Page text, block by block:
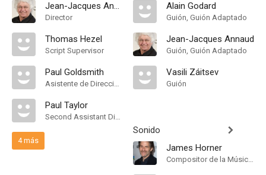
Jean-Jacques Annaud
Director
Thomas Hezel
Script Supervisor
Paul Goldsmith
Asistente de Dirección
Paul Taylor
Second Assistant Director
4 más
Alain Godard
Guión, Guión Adaptado
Jean-Jacques Annaud
Guión, Guión Adaptado
Vasili Záitsev
Guión
Sonido
James Horner
Compositor de la Música Original, Conductor